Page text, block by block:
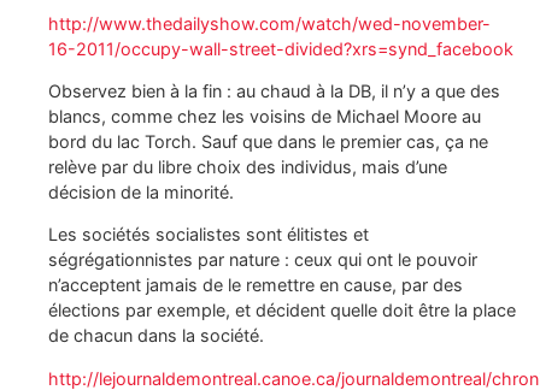
http://www.thedailyshow.com/watch/wed-november-
16-2011/occupy-wall-street-divided?xrs=synd_facebook
Observez bien à la fin : au chaud à la DB, il n’y a que des
blancs, comme chez les voisins de Michael Moore au
bord du lac Torch. Sauf que dans le premier cas, ça ne
relève par du libre choix des individus, mais d’une
décision de la minorité.
Les sociétés socialistes sont élitistes et
ségrégationnistes par nature : ceux qui ont le pouvoir
n’acceptent jamais de le remettre en cause, par des
élections par exemple, et décident quelle doit être la place
de chacun dans la société.
http://lejournaldemontreal.canoe.ca/journaldemontreal/